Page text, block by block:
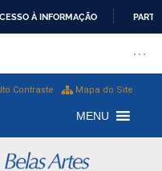
À INFORMAÇÃO
da
Mapa do Site
Contraste
MENU